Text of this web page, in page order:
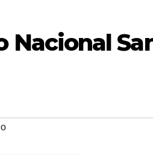
Nacional